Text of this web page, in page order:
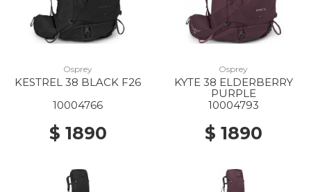
Osprey
KESTREL 38 BLACK F26
10004766
$ 1890
Osprey
KYTE 38 ELDERBERRY
PURPLE
10004793
$ 1890